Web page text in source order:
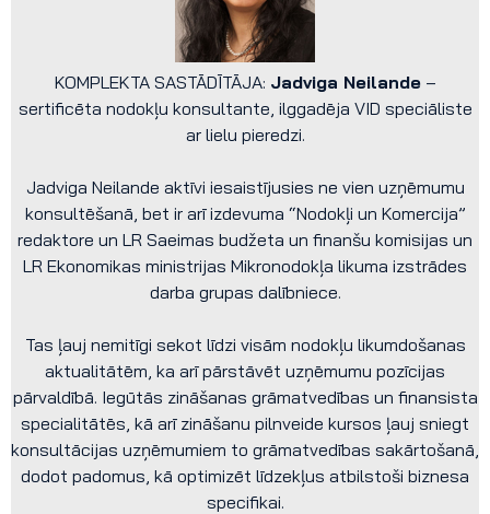
KOMPLEKTA SASTĀDĪTĀJA: Jadviga Neilande–
sertificēta nodokļu konsultante, ilggadēja VID speciāliste
ar lielu pieredzi.
Jadviga Neilande aktīvi iesaistījusies ne vien uzņēmumu
konsultēšanā, bet ir arī izdevuma “Nodokļi un Komercija”
redaktore un LR Saeimas budžeta un finanšu komisijas un
LR Ekonomikas ministrijas Mikronodokļa likuma izstrādes
darba grupas dalībniece.
Tas ļauj nemitīgi sekot līdzi visām nodokļu likumdošanas
aktualitātēm, ka arī pārstāvēt uzņēmumu pozīcijas
pārvaldībā. Iegūtās zināšanas grāmatvedības un finansista
specialitātēs, kā arī zināšanu pilnveide kursos ļauj sniegt
konsultācijas uzņēmumiem to grāmatvedības sakārtošanā,
dodot padomus, kā optimizēt līdzekļus atbilstoši biznesa
specifikai.